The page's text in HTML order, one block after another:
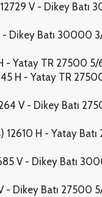
12729 V - Dikey Batı
V - Dikey Batı
- Yatay TR 27500 5/
H - Yatay TR
V - Dikey Batı
12610 H - Yatay
V - Dikey Batı
- Dikey Batı 27500